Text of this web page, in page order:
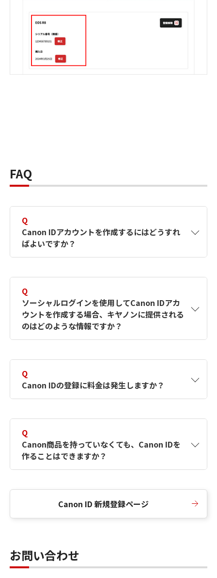
FAQ
Q
Canon IDアカウントを作成するにはどうすれ
ばよいですか？
す。詳しい作成方法は【カメラ】Canon IDとは
何ですか？Canon IDの作成方法は？をご確認く
ださい。
Q
ソーシャルログインを使用してCanon IDアカ
ウントを作成する場合、キヤノンに提供される
のはどのような情報ですか？
択したサービスから取得します。アカウントを
簡単に作成できるように、この情報を使用して
Canon IDの登録フォームを入力します。
Q
Canon IDの登録に料金は発生しますか？
Q
Canon商品を持っていなくても、Canon IDを
作ることはできますか？
Canon ID 新規登録ページ
お問い合わせ